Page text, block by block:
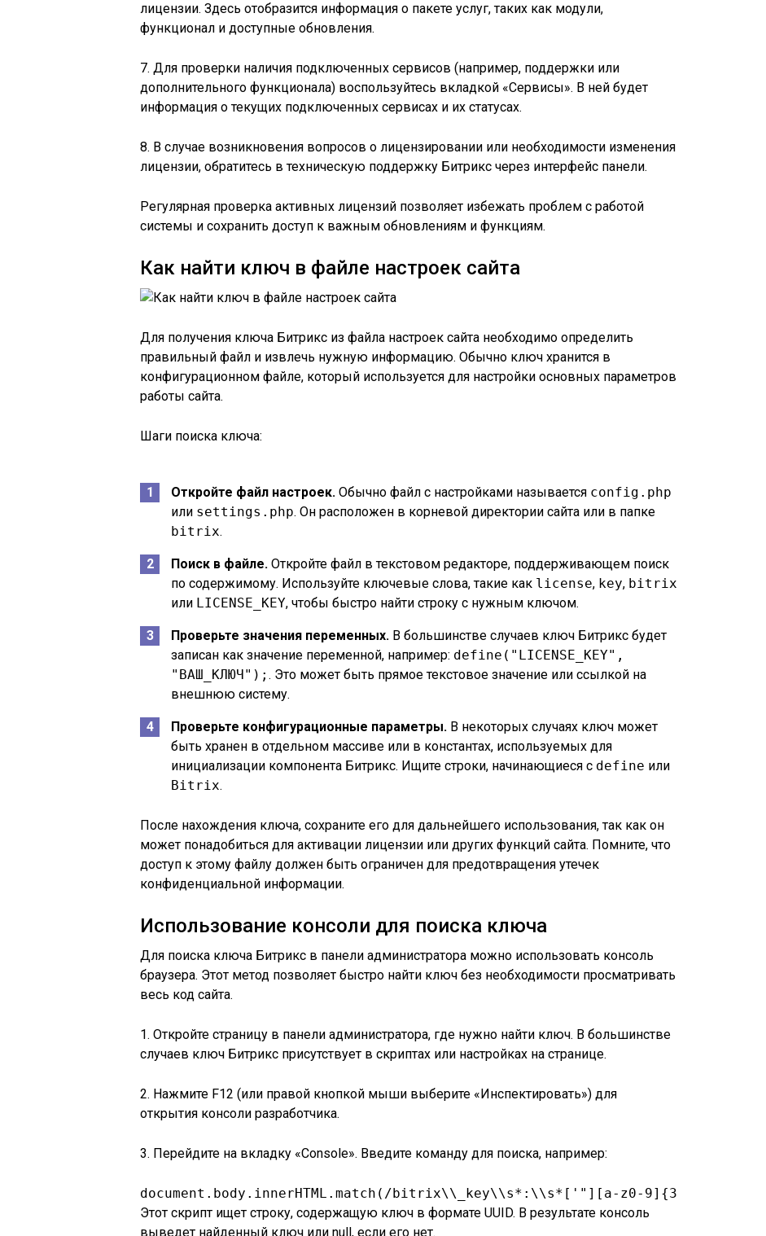
лицензии. Здесь отобразится информация о пакете услуг, таких как модули,
функционал и доступные обновления.
7. Для проверки наличия подключенных сервисов (например, поддержки или
дополнительного функционала) воспользуйтесь вкладкой «Сервисы». В ней будет
информация о текущих подключенных сервисах и их статусах.
8. В случае возникновения вопросов о лицензировании или необходимости изменения
лицензии, обратитесь в техническую поддержку Битрикс через интерфейс панели.
Регулярная проверка активных лицензий позволяет избежать проблем с работой
системы и сохранить доступ к важным обновлениям и функциям.
Как найти ключ в файле настроек сайта
Для получения ключа Битрикс из файла настроек сайта необходимо определить
правильный файл и извлечь нужную информацию. Обычно ключ хранится в
конфигурационном файле, который используется для настройки основных параметров
работы сайта.
Шаги поиска ключа:
Откройте файл настроек. Обычно файл с настройками называется config.php
или settings.php. Он расположен в корневой директории сайта или в папке
bitrix.
Поиск в файле. Откройте файл в текстовом редакторе, поддерживающем поиск
по содержимому. Используйте ключевые слова, такие как license, key, bitrix
или LICENSE_KEY, чтобы быстро найти строку с нужным ключом.
Проверьте значения переменных. В большинстве случаев ключ Битрикс будет
записан как значение переменной, например: define("LICENSE_KEY",
"ВАШ_КЛЮЧ"); . Это может быть прямое текстовое значение или ссылкой на
внешнюю систему.
Проверьте конфигурационные параметры. В некоторых случаях ключ может
быть хранен в отдельном массиве или в константах, используемых для
инициализации компонента Битрикс. Ищите строки, начинающиеся с define или
Bitrix.
После нахождения ключа, сохраните его для дальнейшего использования, так как он
может понадобиться для активации лицензии или других функций сайта. Помните, что
доступ к этому файлу должен быть ограничен для предотвращения утечек
конфиденциальной информации.
Использование консоли для поиска ключа
Для поиска ключа Битрикс в панели администратора можно использовать консоль
браузера. Этот метод позволяет быстро найти ключ без необходимости просматривать
весь код сайта.
1. Откройте страницу в панели администратора, где нужно найти ключ. В большинстве
случаев ключ Битрикс присутствует в скриптах или настройках на странице.
2. Нажмите F12 (или правой кнопкой мыши выберите «Инспектировать») для
открытия консоли разработчика.
3. Перейдите на вкладку «Console». Введите команду для поиска, например:
document.body.innerHTML.match(/bitrix\\_key\\s*:\\s*['"][a-z0-9]{32}['"]/i);
Этот скрипт ищет строку, содержащую ключ в формате UUID. В результате консоль
выведет найденный ключ или null, если его нет.